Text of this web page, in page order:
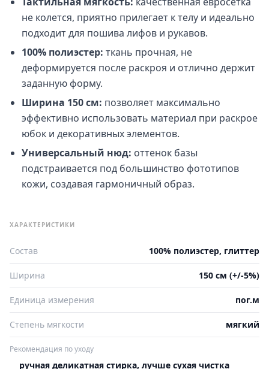
не колется, приятно прилегает к телу и идеально
подходит для пошива лифов и рукавов.
100% полиэстер: ткань прочная, не
деформируется после раскроя и отлично держит
заданную форму.
Ширина 150 см: позволяет максимально
эффективно использовать материал при раскрое
юбок и декоративных элементов.
Универсальный нюд: оттенок базы
подстраивается под большинство фототипов
кожи, создавая гармоничный образ.
ХАРАКТЕРИСТИКИ
Состав 100% полиэстер, глиттер
Ширина 150 см (+/-5%)
Единица измерения пог.м
Степень мягкости мягкий
Рекомендация по уходу
ручная деликатная стирка, лучше сухая чистка